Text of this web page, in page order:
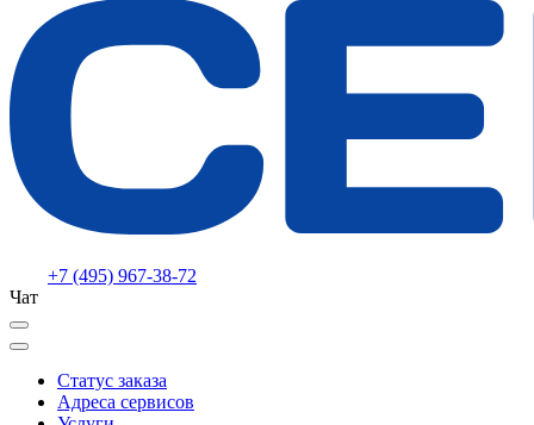
+7 (495) 967-38-72
Чат
Статус заказа
Адреса сервисов